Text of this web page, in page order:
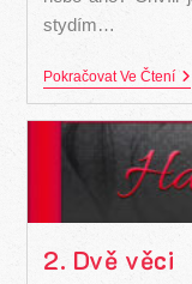
stydím…
Pokračovat Ve Čtení
2. Dvě věci